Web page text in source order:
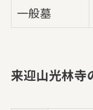
一般墓
来迎山光林寺